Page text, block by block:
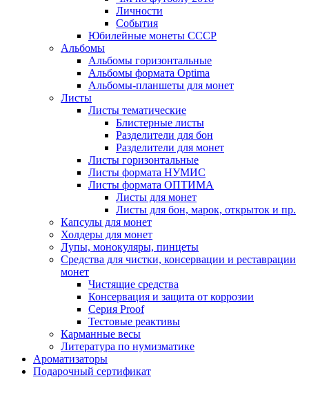
Личности
События
Юбилейные монеты СССР
Альбомы
Альбомы горизонтальные
Альбомы формата Optima
Альбомы-планшеты для монет
Листы
Листы тематические
Блистерные листы
Разделители для бон
Разделители для монет
Листы горизонтальные
Листы формата НУМИС
Листы формата ОПТИМА
Листы для монет
Листы для бон, марок, открыток и пр.
Капсулы для монет
Холдеры для монет
Лупы, монокуляры, пинцеты
Средства для чистки, консервации и реставрации
монет
Чистящие средства
Консервация и защита от коррозии
Серия Proof
Тестовые реактивы
Карманные весы
Литература по нумизматике
Ароматизаторы
Подарочный сертификат